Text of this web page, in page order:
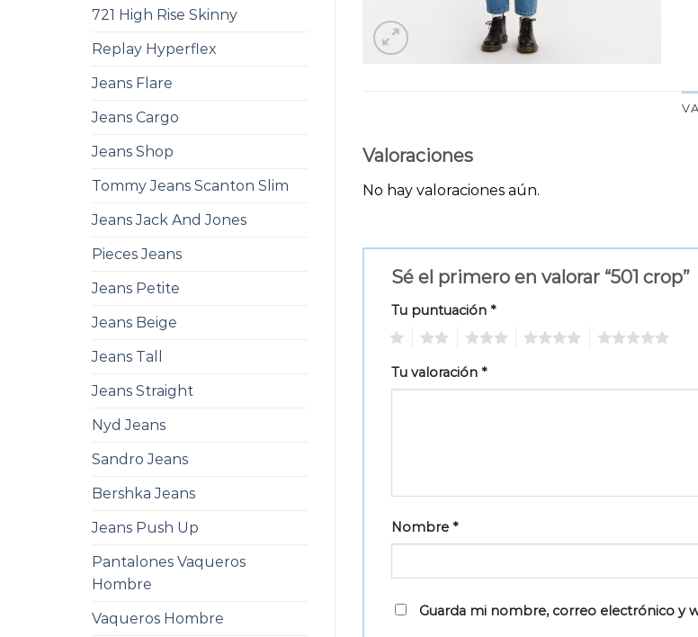
721 High Rise Skinny
Replay Hyperflex
Jeans Flare
Jeans Cargo
Jeans Shop
Tommy Jeans Scanton Slim
Jeans Jack And Jones
Pieces Jeans
Jeans Petite
Jeans Beige
Jeans Tall
Jeans Straight
Nyd Jeans
Sandro Jeans
Bershka Jeans
Jeans Push Up
Pantalones Vaqueros
Hombre
Vaqueros Hombre
Valoraciones
No hay valoraciones aún.
Sé el primero en valorar “501 crop”
Tu puntuación *
Tu valoración *
Nombre *
Guarda mi nombre, correo electrónico y